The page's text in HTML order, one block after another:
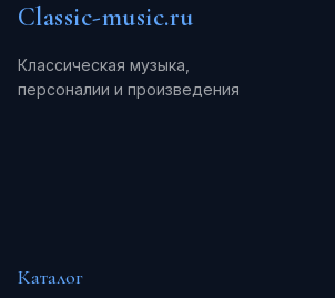
Classic-music.ru
Классическая музыка,
персоналии и произведения
Каталог